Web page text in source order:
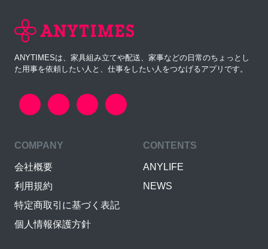
ANYTIMESは、家具組み立てや配送、家事などの日常のちょっとし
た用事を依頼したい人と、仕事をしたい人をつなげるアプリです。
COMPANY
会社概要
利用規約
特定商取引に基づく表記
個人情報保護方針
CONTENTS
ANYLIFE
NEWS